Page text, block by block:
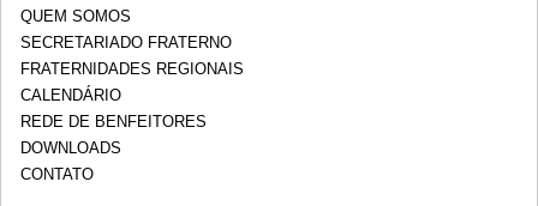
QUEM SOMOS
SECRETARIADO FRATERNO
FRATERNIDADES REGIONAIS
CALENDÁRIO
REDE DE BENFEITORES
DOWNLOADS
CONTATO